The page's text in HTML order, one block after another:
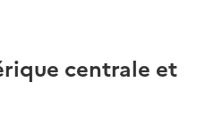
centrale et